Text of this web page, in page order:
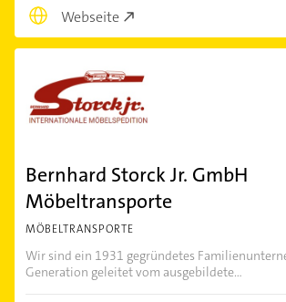
Webseite
Bernhard Storck Jr. GmbH
Möbeltransporte
MÖBELTRANSPORTE
Wir sind ein 1931 gegründetes
Generation geleitet vom ausgebildete...